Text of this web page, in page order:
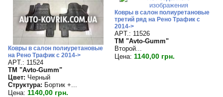
Ковры в салон полиуретановые
на Рено Трафик с 2014->
APT.: 11524
TM "Avto-Gumm"
Цвет: Черный
Структура: Бортик +...
Цена: 1140,00 грн.
Ковры в салон полиуретановые
третий ряд на Рено Трафик с
2014->
APT.: 11526
TM "Avto-Gumm"
Второй...
Цена: 1140,00 грн.